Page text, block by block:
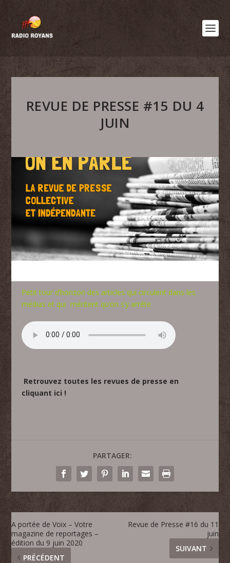
REVUE DE PRESSE #15 DU 4
JUIN
Petit tour d’horizon des articles qui circulent dans les
médias et qui méritent qu’on s’y arrête
Retrouvez toutes les revues de presse en
cliquant ici !
PARTAGER:
A portée de Voix – Votre
magazine de reportages –
édition du 9 juin 2020
PRÉCÉDENT
Revue de Presse #16 du 11
juin
SUIVANT